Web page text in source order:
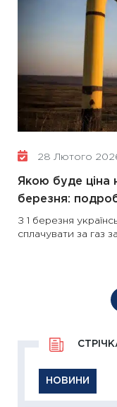
28 Лютого
Якою буде ціна
березня:
З 1 березня
сплачувати за газ
НОВИНИ